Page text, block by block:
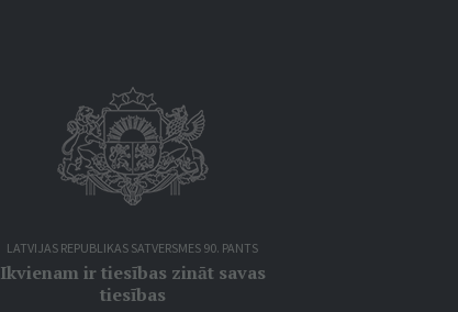
LATVIJAS REPUBLIKAS SATVERSMES 90. PANTS
Ikvienam ir tiesības zināt savas
tiesības